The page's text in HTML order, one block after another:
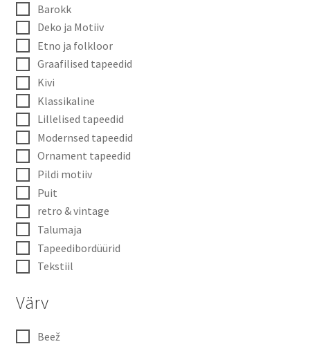
Barokk
Deko ja Motiiv
Etno ja folkloor
Graafilised tapeedid
Kivi
Klassikaline
Lillelised tapeedid
Modernsed tapeedid
Ornament tapeedid
Pildi motiiv
Puit
retro & vintage
Talumaja
Tapeedibordüürid
Tekstiil
Värv
Beež